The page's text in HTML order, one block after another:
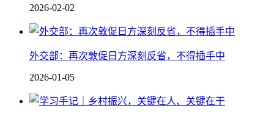
2026-02-02
外交部：再次敦促日方深刻反省，不得插手中
2026-01-05